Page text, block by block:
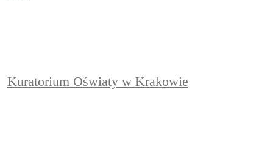
Kuratorium Oświaty w Krakowie